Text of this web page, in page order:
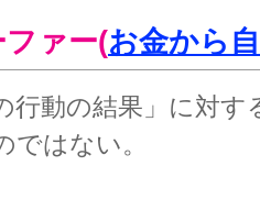
ァー(お金から
行動の結果」に対す
ではない。